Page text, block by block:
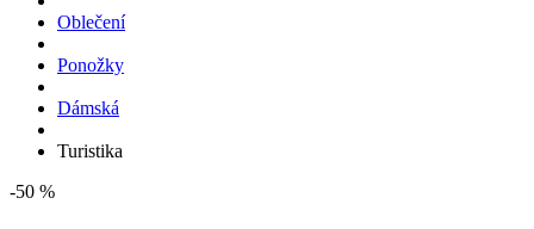
Oblečení
Ponožky
Dámská
Turistika
-50 %